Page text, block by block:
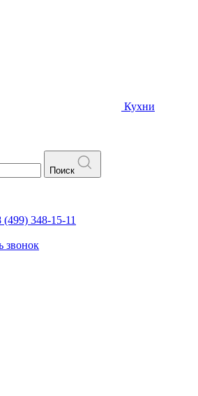
Кухни
Поиск
(499) 348-15-11
звонок